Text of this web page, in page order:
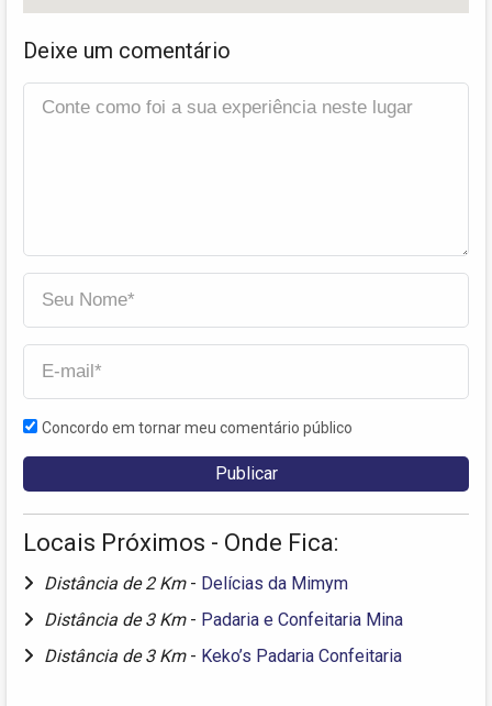
Deixe um comentário
Concordo em tornar meu comentário público
Locais Próximos - Onde Fica:
Distância de 2 Km - Delícias da Mimym
Distância de 3 Km - Padaria e Confeitaria Mina
Distância de 3 Km - Keko’s Padaria Confeitaria